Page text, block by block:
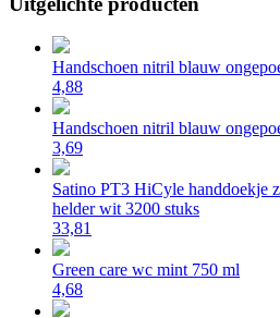
Handschoen nitril blauw
4,88
Handschoen nitril blauw
3,69
Satino PT3 HiCyle handdoekje
helder wit 3200 stuks
33,81
Green care wc mint 750 ml
4,68